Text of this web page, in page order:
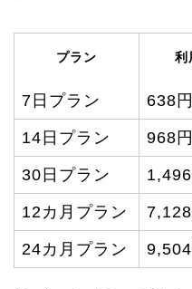
プラン 利
7日プラン 638円
14日プラン 968円
30日プラン
12カ月プラン
24カ月プラン 9,504